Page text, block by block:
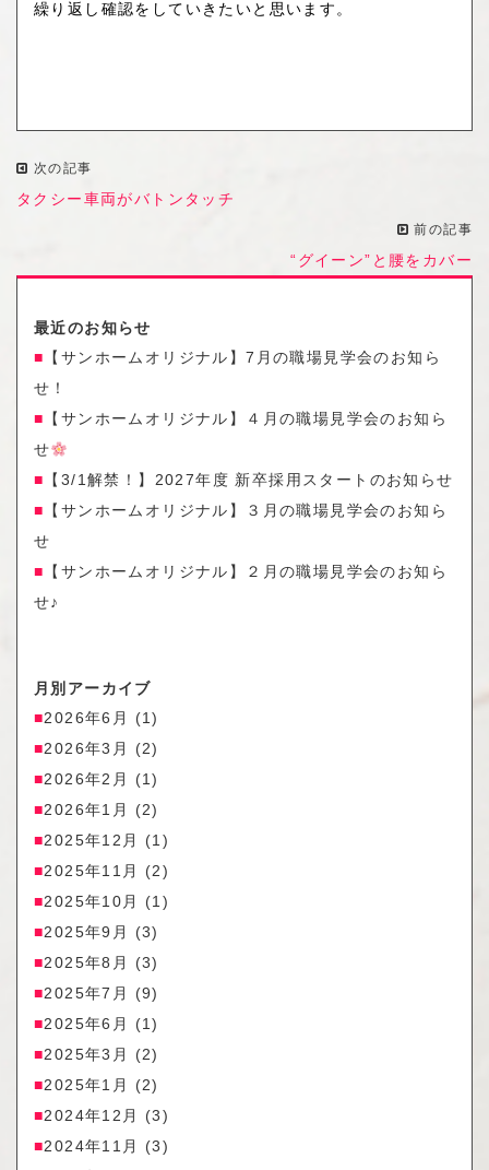
繰り返し確認をしていきたいと思います。
次の記事
タクシー車両がバトンタッチ
前の記事
“グイーン”と腰をカバー
最近のお知らせ
【サンホームオリジナル】7月の職場見学会のお知ら
せ！
【サンホームオリジナル】４月の職場見学会のお知ら
せ
【3/1解禁！】2027年度 新卒採用スタートのお知らせ
【サンホームオリジナル】３月の職場見学会のお知ら
せ
【サンホームオリジナル】２月の職場見学会のお知ら
せ♪
月別アーカイブ
2026年6月
(1)
2026年3月
(2)
2026年2月
(1)
2026年1月
(2)
2025年12月
(1)
2025年11月
(2)
2025年10月
(1)
2025年9月
(3)
2025年8月
(3)
2025年7月
(9)
2025年6月
(1)
2025年3月
(2)
2025年1月
(2)
2024年12月
(3)
2024年11月
(3)